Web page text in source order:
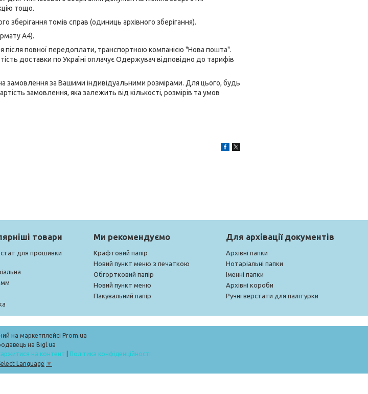
тощо.
зберігання томів справ (одиниць архівного зберігання).
А4).
після повної передоплати, транспортною компанією "Нова пошта".
доставки по Україні оплачує Одержувач відповідно до тарифів
замовлення за Вашими індивідуальними розмірами. Для цього, будь
замовлення, яка залежить від кількості, розмірів та умов
товари
для прошивки
мм
Ми рекомендуємо
Крафтовий папір
Новий пункт меню з печаткою
Обгортковий папір
Новий пункт меню
Пакувальний папір
Для архівації документів
Архівні папки
Нотаріальні папки
Іменні папки
Архівні короби
Ручні верстати для палітурки
на маркетплейсі Prom.ua
на Bigl.ua
на контент
Політика конфіденційності
Language ▼